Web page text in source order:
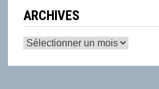
ARCHIVES
Archives